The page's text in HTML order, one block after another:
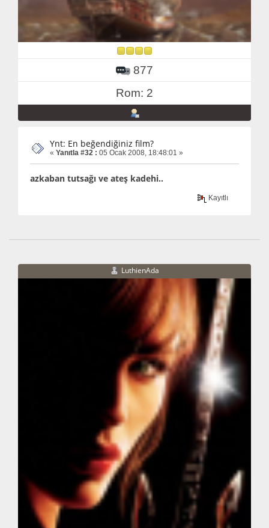
877
Rom: 2
Ynt: En beğendiğiniz film?
« Yanıtla #32 : 05 Ocak 2008, 18:48:01 »
azkaban tutsağı ve ateş kadehi..
Kayıtlı
LuthienAda